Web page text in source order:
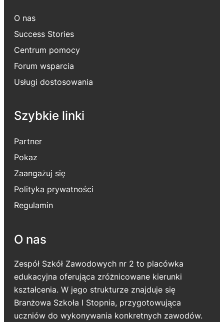
O nas
Success Stories
Centrum pomocy
Forum wsparcia
Usługi dostosowania
Szybkie linki
Partner
Pokaz
Zaangażuj się
Polityka prywatności
Regulamin
O nas
Zespół Szkół Zawodowych nr 2 to placówka
edukacyjna oferująca zróżnicowane kierunki
kształcenia. W jego strukturze znajduje się
Branżowa Szkoła I Stopnia, przygotowująca
uczniów do wykonywania konkretnych zawodów.